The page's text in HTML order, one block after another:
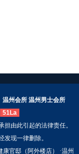
温州会所 温州男士会所
51La
由此引起的法律责任。
发现一律删除。
官邸（阿外楼店） ·温州